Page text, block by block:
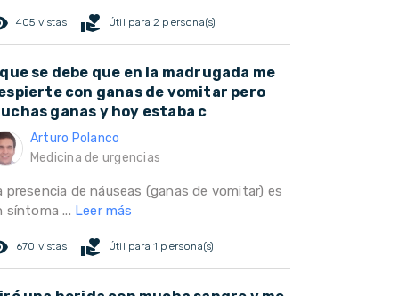
405 vistas volunteer_activism Útil para 2 persona(s)
se debe que en la madrugada me
con ganas de vomitar pero
ganas y hoy estaba c
Arturo Polanco
Medicina de urgencias
presencia de náuseas (ganas de vomitar) es
síntoma ... Leer más
670 vistas volunteer_activism Útil para 1 persona(s)